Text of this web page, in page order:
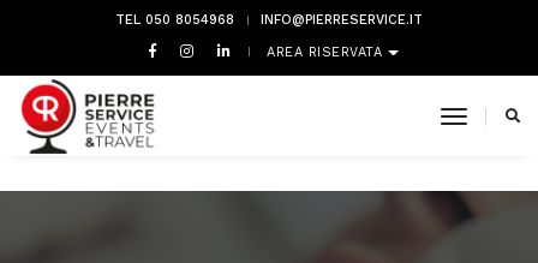
TEL 050 8054968 INFO@PIERRESERVICE.IT
AREA RISERVATA
toggle